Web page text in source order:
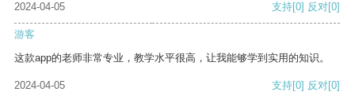
2024-04-05 支持[0] 反对[0]
游客
这款app的老师非常专业，教学水平很高，让我能够学到实用的知识。
2024-04-05 支持[0] 反对[0]